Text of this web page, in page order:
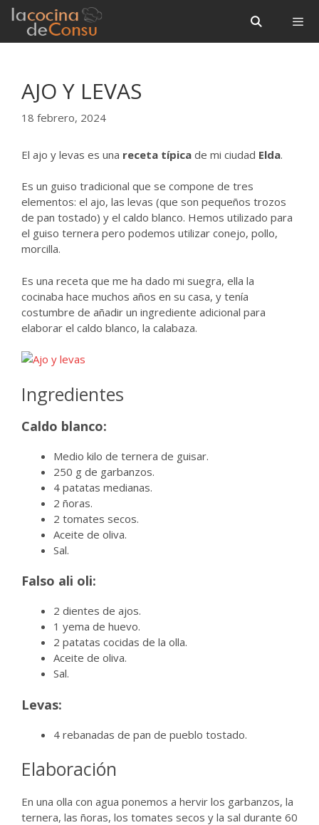
Saltar
contenido
Saltar
contenido
AJO Y LEVAS
18 febrero, 2024
El ajo y levas es una receta típica de mi ciudad Elda.
Es un guiso tradicional que se compone de tres
elementos: el ajo, las levas (que son pequeños trozos
de pan tostado) y el caldo blanco. Hemos utilizado para
el guiso ternera pero podemos utilizar conejo, pollo,
morcilla.
Es una receta que me ha dado mi suegra, ella la
cocinaba hace muchos años en su casa, y tenía
costumbre de añadir un ingrediente adicional para
elaborar el caldo blanco, la calabaza.
Ingredientes
Caldo blanco:
Medio kilo de ternera de guisar.
250 g de garbanzos.
4 patatas medianas.
2 ñoras.
2 tomates secos.
Aceite de oliva.
Sal.
Falso ali oli:
2 dientes de ajos.
1 yema de huevo.
2 patatas cocidas de la olla.
Aceite de oliva.
Sal.
Levas:
4 rebanadas de pan de pueblo tostado.
Elaboración
En una olla con agua ponemos a hervir los garbanzos, la
ternera, las ñoras, los tomates secos y la sal durante 60